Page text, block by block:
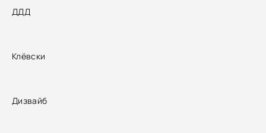
ДДД
Клёвски
Дизвайб